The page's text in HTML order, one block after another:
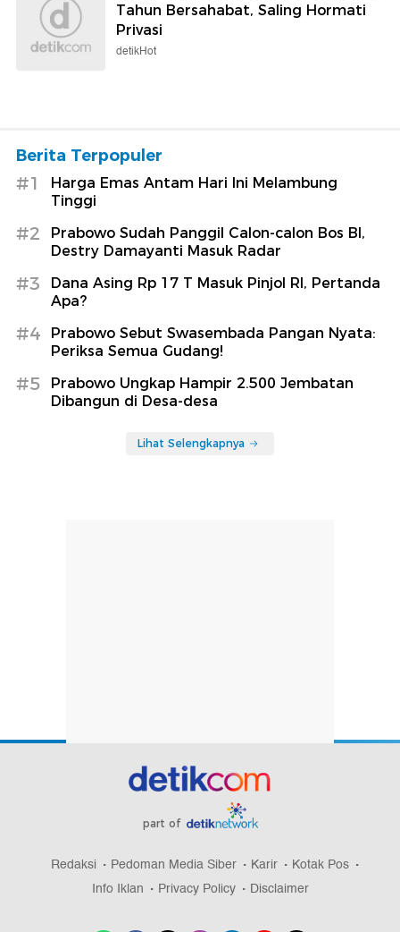
Tahun Bersahabat, Saling Hormati
Privasi
detikHot
Berita Terpopuler
#1
Harga Emas Antam Hari Ini Melambung
Tinggi
#2
Prabowo Sudah Panggil Calon-calon Bos BI,
Destry Damayanti Masuk Radar
#3
Dana Asing Rp 17 T Masuk Pinjol RI, Pertanda
Apa?
#4
Prabowo Sebut Swasembada Pangan Nyata:
Periksa Semua Gudang!
#5
Prabowo Ungkap Hampir 2.500 Jembatan
Dibangun di Desa-desa
Lihat Selengkapnya
part of
Redaksi Pedoman Media Siber Karir
Kotak Pos
Info Iklan
Privacy Policy Disclaimer